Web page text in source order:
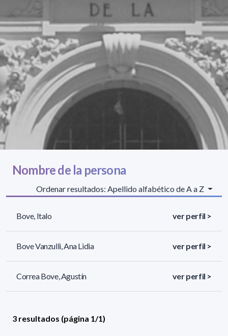
Nombre de la persona
Ordenar resultados: Apellido alfabético de A a Z
Bove, Italo ver perfil >
Bove Vanzulli, Ana Lidia ver perfil >
Correa Bove, Agustín ver perfil >
3 resultados (página 1/1)